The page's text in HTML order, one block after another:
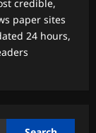
credible,
paper sites
24 hours,